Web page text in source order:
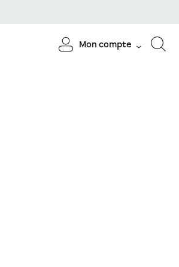
Mon compte